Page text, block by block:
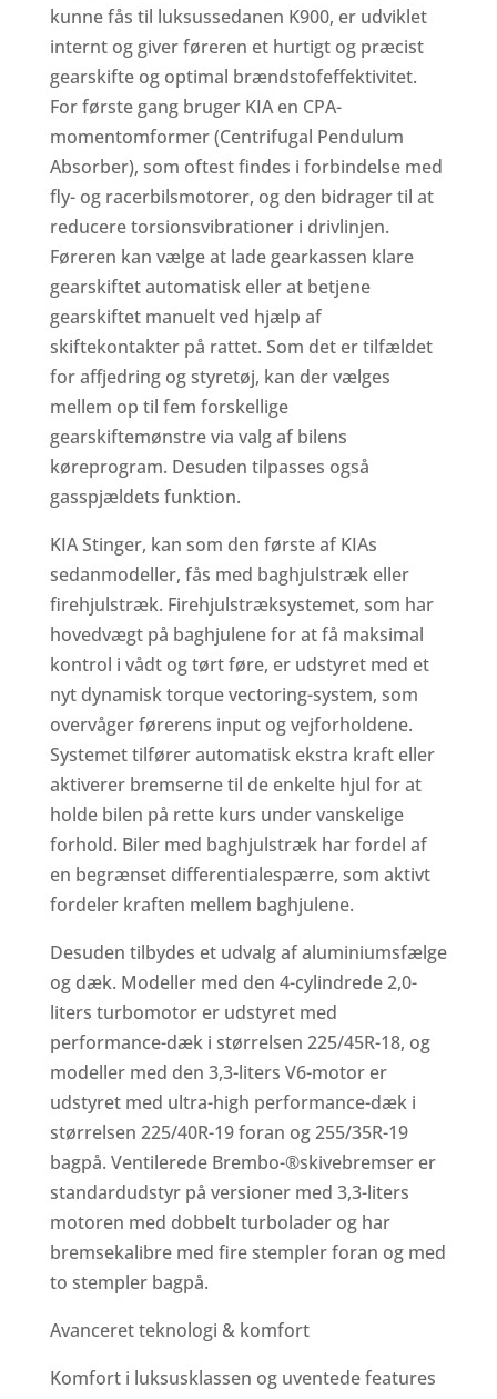
kunne fås til luksussedanen K900, er udviklet
internt og giver føreren et hurtigt og præcist
gearskifte og optimal brændstofeffektivitet.
For første gang bruger KIA en CPA-
momentomformer (Centrifugal Pendulum
Absorber), som oftest findes i forbindelse med
fly- og racerbilsmotorer, og den bidrager til at
reducere torsionsvibrationer i drivlinjen.
Føreren kan vælge at lade gearkassen klare
gearskiftet automatisk eller at betjene
gearskiftet manuelt ved hjælp af
skiftekontakter på rattet. Som det er tilfældet
for affjedring og styretøj, kan der vælges
mellem op til fem forskellige
gearskiftemønstre via valg af bilens
køreprogram. Desuden tilpasses også
gasspjældets funktion.
KIA Stinger, kan som den første af KIAs
sedanmodeller, fås med baghjulstræk eller
firehjulstræk. Firehjulstræksystemet, som har
hovedvægt på baghjulene for at få maksimal
kontrol i vådt og tørt føre, er udstyret med et
nyt dynamisk torque vectoring-system, som
overvåger førerens input og vejforholdene.
Systemet tilfører automatisk ekstra kraft eller
aktiverer bremserne til de enkelte hjul for at
holde bilen på rette kurs under vanskelige
forhold. Biler med baghjulstræk har fordel af
en begrænset differentialespærre, som aktivt
fordeler kraften mellem baghjulene.
Desuden tilbydes et udvalg af aluminiumsfælge
og dæk. Modeller med den 4-cylindrede 2,0-
liters turbomotor er udstyret med
performance-dæk i størrelsen 225/45R-18, og
modeller med den 3,3-liters V6-motor er
udstyret med ultra-high performance-dæk i
størrelsen 225/40R-19 foran og 255/35R-19
bagpå. Ventilerede Brembo-®skivebremser er
standardudstyr på versioner med 3,3-liters
motoren med dobbelt turbolader og har
bremsekalibre med fire stempler foran og med
to stempler bagpå.
Avanceret teknologi & komfort
Komfort i luksusklassen og uventede features